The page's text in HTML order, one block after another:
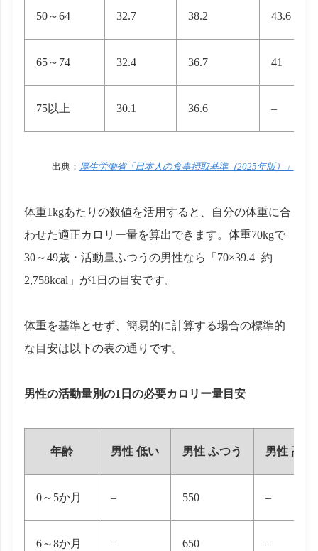
50～64 32.7 38.2 43.6
65～74 32.4 36.7 41
75以上 30.1 36.6 –
出典： 厚生労働省「日本人の食事摂取基準（2025年版）」
体重1kgあたりの数値を活用すると、自分の体重に合
わせた適正カロリー量を算出できます。体重70kgで
30～49歳・活動量ふつうの男性なら「70×39.4=約
2,758kcal」が1日の目安です。
体重を基準とせず、簡易的に計算する場合の標準的
な目安は以下の表の通りです。
男性の活動量別の1日の必要カロリー量目安
年齢 男性 低い 男性 ふつう 男性 高い
0～5か月 – 550 –
6～8か月 – 650 –